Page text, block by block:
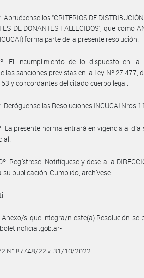
Apruébense los “CRITERIOS DE
DE DONANTES FALLECIDOS”, que como
forma parte de la presente resolución.
El incumplimiento de lo dispuesto en
las sanciones previstas en la Ley Nº 27.477,
y concordantes del citado cuerpo legal.
Deróguense las Resoluciones INCUCAI Nros
La presente norma entrará en vigencia al
Regístrese. Notifíquese y dese a la
su publicación. Cumplido, archívese.
Anexo/s que integra/n este(a) Resolución se
N° 87748/22 v. 31/10/2022